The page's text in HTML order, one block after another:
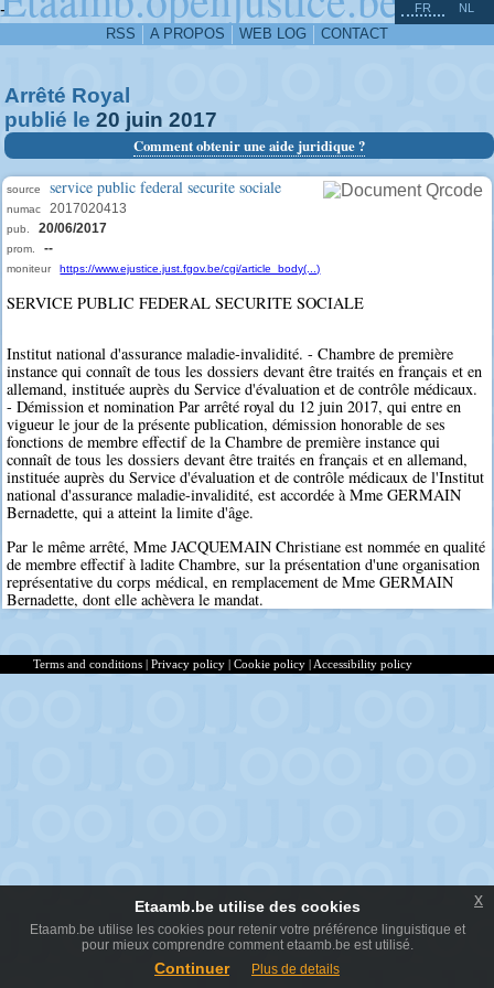
-
RSS A PROPOS WEB LOG CONTACT
FR NL
Arrêté Royal
publié le 20 juin 2017
Comment obtenir une aide juridique ?
source service public federal securite sociale
numac 2017020413
pub. 20/06/2017
prom. --
moniteur https://www.ejustice.just.fgov.be/cgi/article_body(...)
SERVICE PUBLIC FEDERAL SECURITE SOCIALE
Institut national d'assurance maladie-invalidité. - Chambre de première
instance qui connaît de tous les dossiers devant être traités en français et en
allemand, instituée auprès du Service d'évaluation et de contrôle médicaux.
- Démission et nomination Par arrêté royal du 12 juin 2017, qui entre en
vigueur le jour de la présente publication, démission honorable de ses
fonctions de membre effectif de la Chambre de première instance qui
connaît de tous les dossiers devant être traités en français et en allemand,
instituée auprès du Service d'évaluation et de contrôle médicaux de l'Institut
national d'assurance maladie-invalidité, est accordée à Mme GERMAIN
Bernadette, qui a atteint la limite d'âge.
Par le même arrêté, Mme JACQUEMAIN Christiane est nommée en qualité
de membre effectif à ladite Chambre, sur la présentation d'une organisation
représentative du corps médical, en remplacement de Mme GERMAIN
Bernadette, dont elle achèvera le mandat.
^
Terms and conditions | Privacy policy | Cookie policy | Accessibility policy
Etaamb.be utilise des cookies
Etaamb.be utilise les cookies pour retenir votre préférence linguistique et
pour mieux comprendre comment etaamb.be est utilisé.
Continuer Plus de details
x